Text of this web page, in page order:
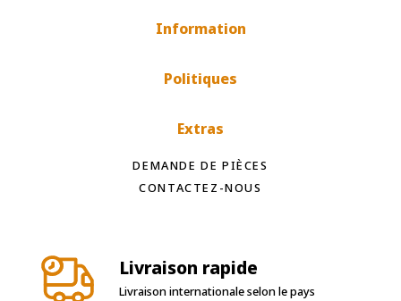
Information
Politiques
Extras
DEMANDE DE PIÈCES
CONTACTEZ-NOUS
Livraison rapide
Livraison internationale selon le pays